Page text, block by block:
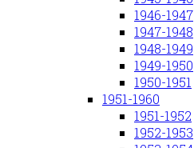
1946-1947
1947-1948
1948-1949
1949-1950
1950-1951
1951-1960
1951-1952
1952-1953